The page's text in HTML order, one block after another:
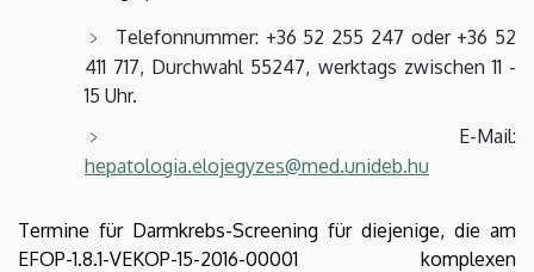
Telefonnummer: +36 52 255 247 oder +36 52
411 717, Durchwahl 55247, werktags zwischen 11 -
15 Uhr.
E-Mail:
hepatologia.elojegyzes@med.unideb.hu
Termine für Darmkrebs-Screening für diejenige, die am
EFOP-1.8.1-VEKOP-15-2016-00001 komplexen